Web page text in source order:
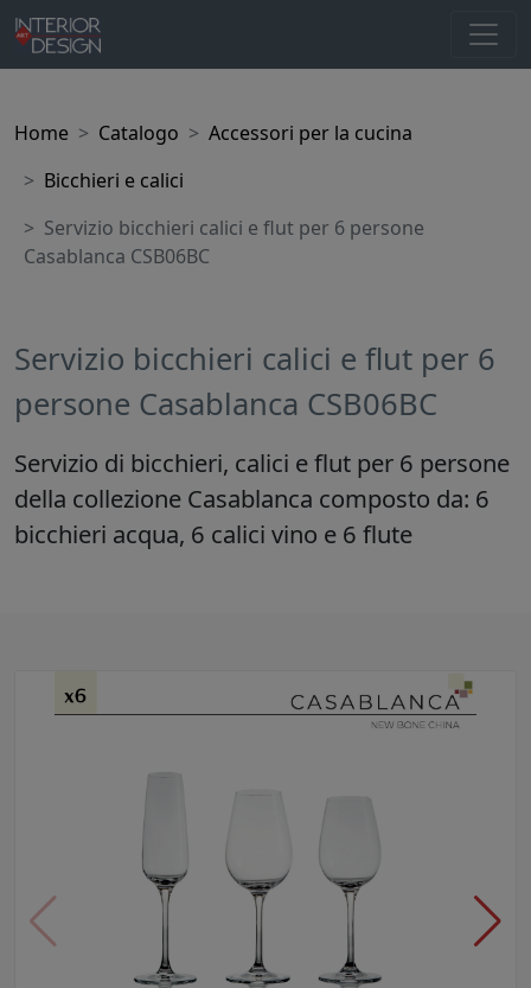
Home Catalogo
Accessori per la cucina
Bicchieri e calici
Servizio bicchieri calici e flut per 6 persone
Casablanca CSB06BC
Servizio bicchieri calici e flut per 6
persone Casablanca CSB06BC
Servizio di bicchieri, calici e flut per 6 persone
della collezione Casablanca composto da: 6
bicchieri acqua, 6 calici vino e 6 flute